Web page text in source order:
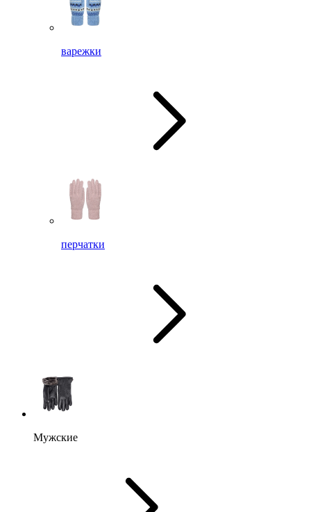
варежки
перчатки
Мужские